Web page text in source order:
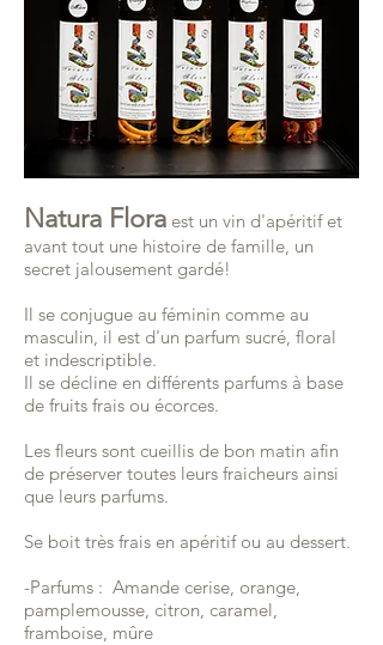
Natura Flora est un vin d'apéritif et
avant tout une histoire de famille, un
secret jalousement gardé!
Il se conjugue au féminin comme au
masculin, il est d'un parfum sucré, floral
et indescriptible.
Il se décline en différents parfums à base
de fruits frais ou écorces.
Les fleurs sont cueillis de bon matin afin
de préserver toutes leurs fraicheurs ainsi
que leurs parfums.
Se boit très frais en apéritif ou au dessert.
-Parfums : Amande cerise, orange,
pamplemousse, citron, caramel,
framboise, mûre